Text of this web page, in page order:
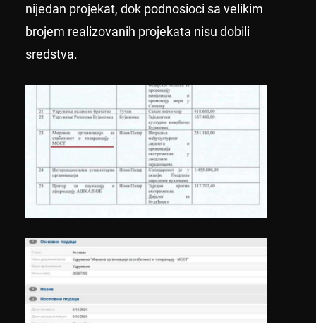
nijedan projekat, dok podnosioci sa velikim
brojem realizovanih projekata nisu dobili
sredstva.